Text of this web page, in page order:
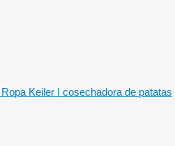
Ropa Keiler I cosechadora de patatas